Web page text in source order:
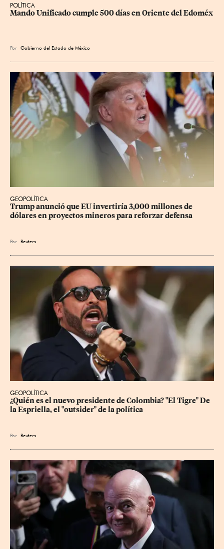
POLÍTICA
Mando Unificado cumple 500 días en Oriente del Edoméx
Por Gobierno del Estado de México
GEOPOLÍTICA
Trump anunció que EU invertiría 3,000 millones de
dólares en proyectos mineros para reforzar defensa
Por Reuters
GEOPOLÍTICA
¿Quién es el nuevo presidente de Colombia? "El Tigre" De
la Espriella, el "outsider" de la política
Por Reuters